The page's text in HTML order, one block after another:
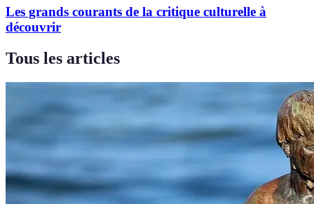
Les grands courants de la critique culturelle à
découvrir
Tous les articles